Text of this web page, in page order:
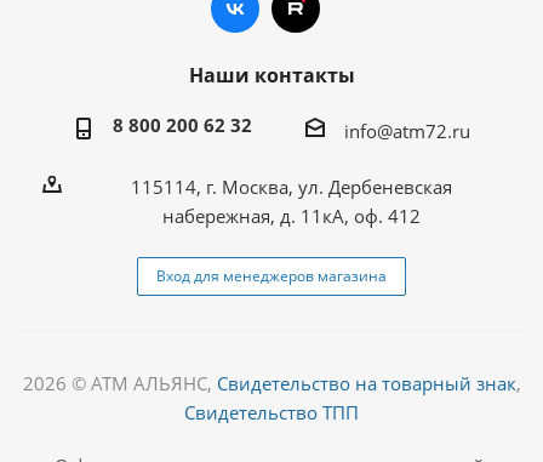
Наши контакты
8 800 200 62 32 info@atm72.ru
115114, г. Москва, ул. Дербеневская
набережная, д. 11кА, оф. 412
Вход для менеджеров магазина
2026 © АТМ АЛЬЯНС, Свидетельство на товарный знак,
Свидетельство ТПП